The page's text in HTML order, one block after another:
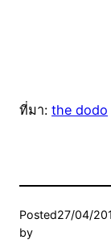
ที่มา: the dodo
Posted27/04/
by